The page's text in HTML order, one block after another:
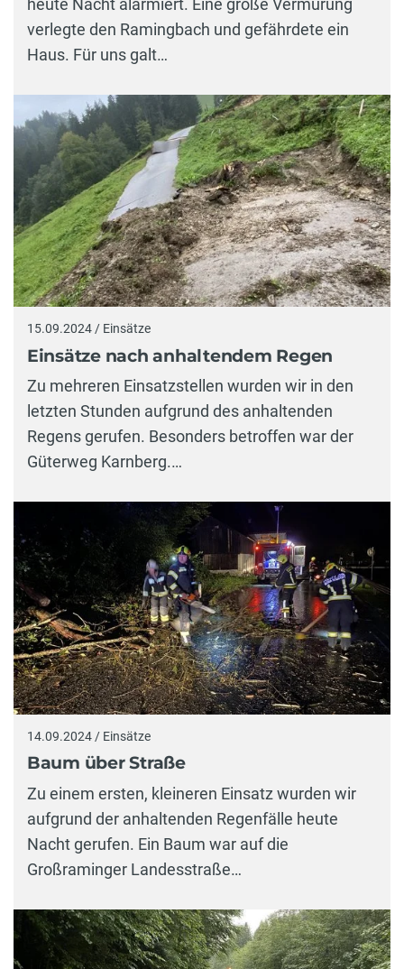
heute Nacht alarmiert. Eine große Vermurung
verlegte den Ramingbach und gefährdete ein
Haus. Für uns galt…
15.09.2024 / Einsätze
Einsätze nach anhaltendem Regen
Zu mehreren Einsatzstellen wurden wir in den
letzten Stunden aufgrund des anhaltenden
Regens gerufen. Besonders betroffen war der
Güterweg Karnberg.…
14.09.2024 / Einsätze
Baum über Straße
Zu einem ersten, kleineren Einsatz wurden wir
aufgrund der anhaltenden Regenfälle heute
Nacht gerufen. Ein Baum war auf die
Großraminger Landesstraße…